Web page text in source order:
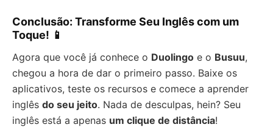
Conclusão: Transforme Seu Inglês com um
Toque! 📱
Agora que você já conhece o Duolingo e o Busuu,
chegou a hora de dar o primeiro passo. Baixe os
aplicativos, teste os recursos e comece a aprender
inglês do seu jeito. Nada de desculpas, hein? Seu
inglês está a apenas um clique de distância!